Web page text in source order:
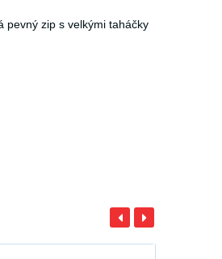
pevný zip s velkými taháčky